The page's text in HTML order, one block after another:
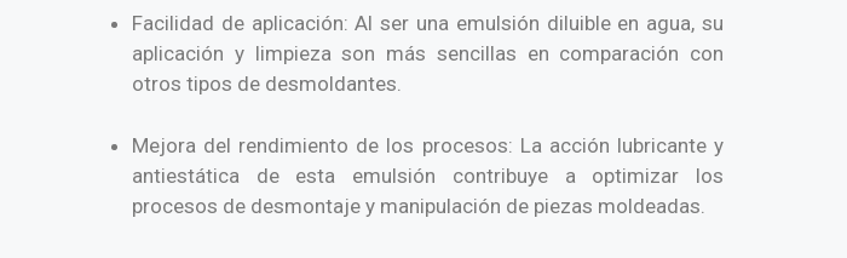
Facilidad de aplicación: Al ser una emulsión diluible en agua, su
aplicación y limpieza son más sencillas en comparación con
otros tipos de desmoldantes.
Mejora del rendimiento de los procesos: La acción lubricante y
antiestática de esta emulsión contribuye a optimizar los
procesos de desmontaje y manipulación de piezas moldeadas.